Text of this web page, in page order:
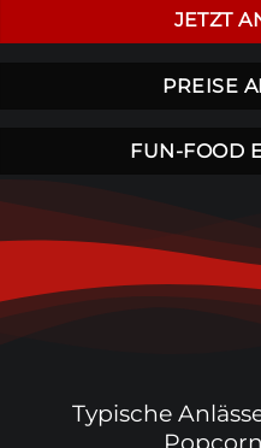
JETZT
PREISE
FUN-FOOD
Typische